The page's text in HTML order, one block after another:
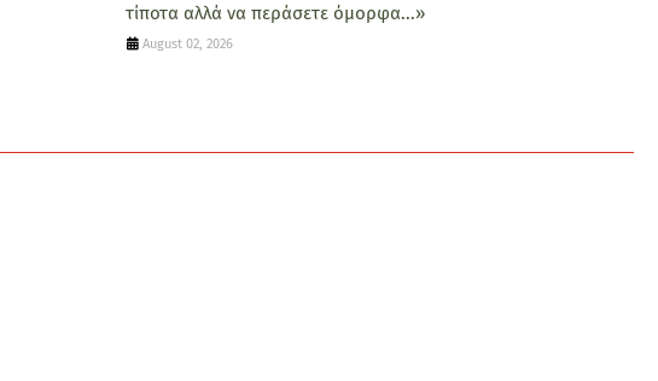
τίποτα αλλά να περάσετε όμορφα...»
August 02, 2026